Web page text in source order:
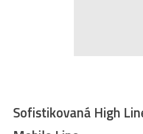
Sofistikovaná High